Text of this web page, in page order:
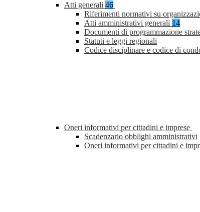
Atti generali 46
Riferimenti normativi su
Atti amministrativi generali 14
Documenti di programmazione
Statuti e leggi regionali
Codice disciplinare e codice di
Oneri informativi per cittadini e imprese
Scadenzario obblighi amministrativi
Oneri informativi per cittadini e